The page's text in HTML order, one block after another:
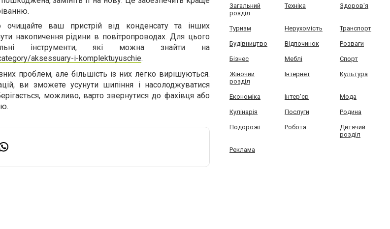
очищайте ваш пристрій від конденсату та інших
накопичення рідини в повітропроводах. Для цього
інструменти, які можна знайти на
aksessuary-i-komplektuyuschie.
проблем, але більшість із них легко вирішуються.
ви зможете усунути шипіння і насолоджуватися
можливо, варто звернутися до фахівця або
Загальний
розділ
Техніка Здоров'я
Туризм Нерухомість Транспорт
Будівництво Відпочинок Розваги
Бізнес Меблі Спорт
Жіночий
розділ
Інтернет Культура
Економіка Інтер'єр Мода
Кулінарія Послуги Родина
Подорожі Робота
Дитячий
розділ
Реклама